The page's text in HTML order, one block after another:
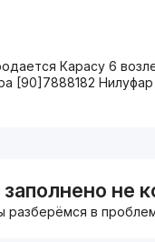
Карасу 6
[90]7888182 Нилуфар
не
разберёмся в